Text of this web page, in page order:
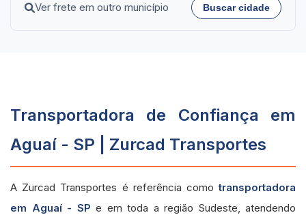
Ver frete em outro município Buscar cidade
Transportadora de Confiança em
Aguaí - SP | Zurcad Transportes
A Zurcad Transportes é referência comotransportadora
em Aguaí - SP e em toda a região Sudeste, atendendo